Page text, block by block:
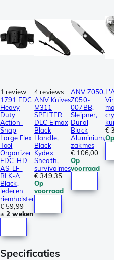
1 review
1791 EDC
Heavy
Duty
Action-
Snap
Large Flex
Tool
Organizer
EDC-HD-
AS-LF-
BLK-A
Black,
lederen
riemholster
€ 59,99
± 2 weken
4 reviews
ANV Knives
M311
SPELTER
DLC Elmax
Black
Handle,
Black
Kydex
Sheath,
survivalmes
€ 349,35
Op
voorraad
ANV Z050,
Z050-
007BB,
Sleipner,
Dural
Black
Aluminium,
zakmes
€ 106,00
Op
voorraad
€
Specificaties